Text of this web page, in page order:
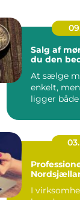
Salg af
du den
At sælge
enkelt,
ligger både
I